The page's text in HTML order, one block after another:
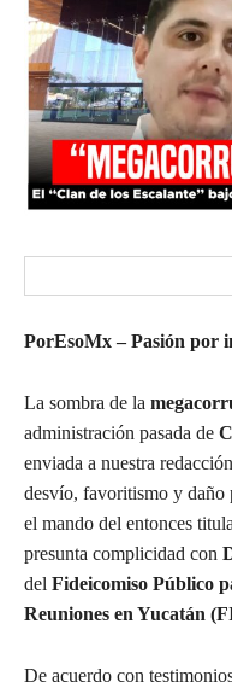
PorEsoMx – Pasión por
La sombra de la
administración pasada de
enviada a nuestra
desvío, favoritismo y daño
el mando del entonces
presunta complicidad con
del Fideicomiso Público
Reuniones en Yucatán
De acuerdo con